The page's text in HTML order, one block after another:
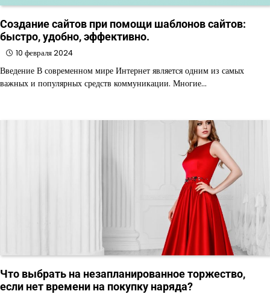
Создание сайтов при помощи шаблонов сайтов:
быстро, удобно, эффективно.
10 февраля 2024
Введение В современном мире Интернет является одним из самых
важных и популярных средств коммуникации. Многие…
Что выбрать на незапланированное торжество,
если нет времени на покупку наряда?